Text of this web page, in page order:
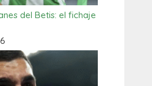
del Betis: el fichaje